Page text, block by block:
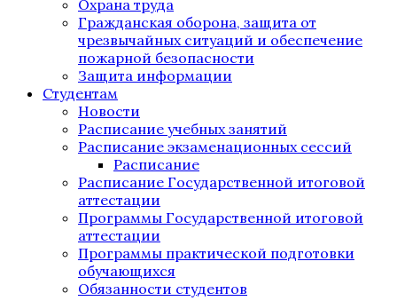
Охрана труда
Гражданская оборона, защита от
чрезвычайных ситуаций и обеспечение
пожарной безопасности
Защита информации
Студентам
Новости
Расписание учебных занятий
Расписание экзаменационных сессий
Расписание
Расписание Государственной итоговой
аттестации
Программы Государственной итоговой
аттестации
Программы практической подготовки
обучающихся
Обязанности студентов